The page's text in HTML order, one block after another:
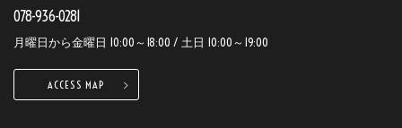
078-936-0281
月曜日から金曜日 10:00～18:00 / 土日 10:00～19:00
ACCESS MAP